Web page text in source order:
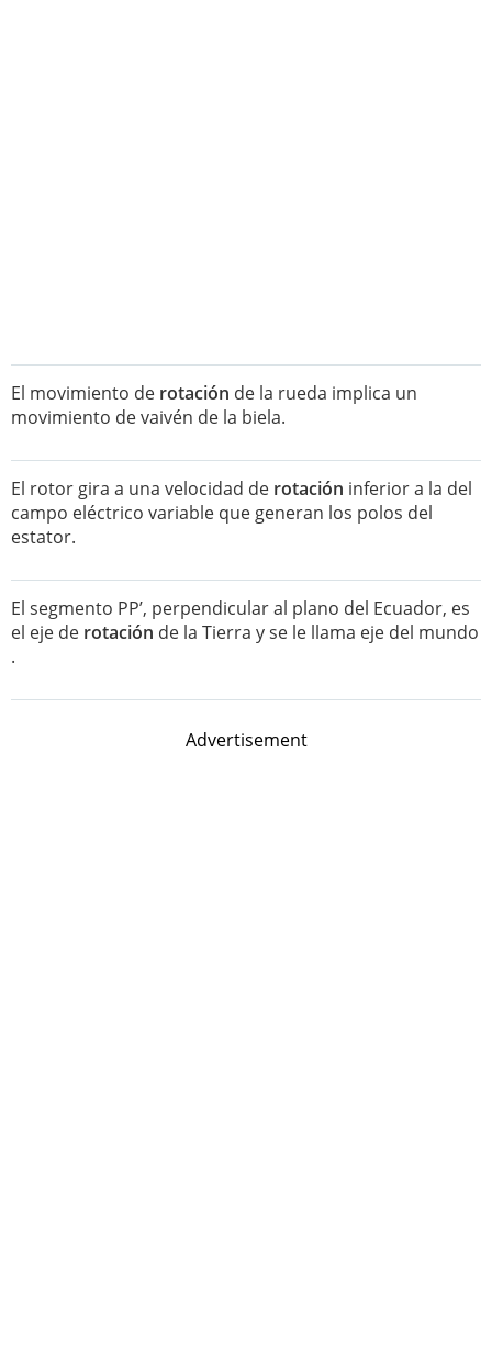
El movimiento de rotación de la rueda implica un
movimiento de vaivén de la biela.
El rotor gira a una velocidad de rotación inferior a la del
campo eléctrico variable que generan los polos del
estator.
El segmento PP’, perpendicular al plano del Ecuador, es
el eje de rotación de la Tierra y se le llama eje del mundo
.
Advertisement